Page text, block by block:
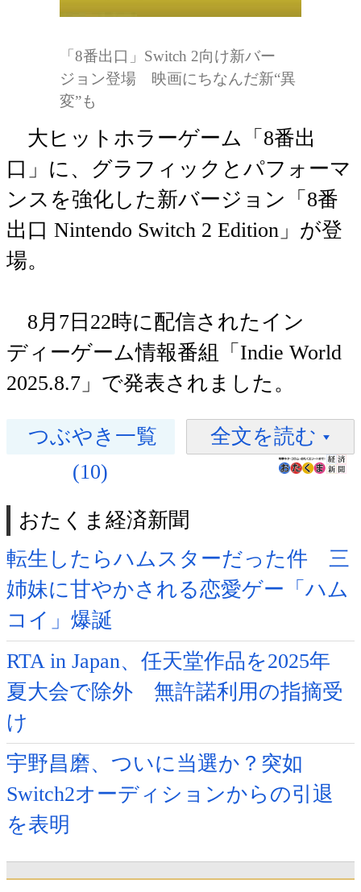
「8番出口」Switch 2向け新バー
ジョン登場 映画にちなんだ新“異
変”も
大ヒットホラーゲーム「8番出
口」に、グラフィックとパフォーマ
ンスを強化した新バージョン「8番
出口 Nintendo Switch 2 Edition」が登
場。
8月7日22時に配信されたイン
ディーゲーム情報番組「Indie World
2025.8.7」で発表されました。
つぶやき一覧
(10)
全文を読む
おたくま経済新聞
転生したらハムスターだった件 三
姉妹に甘やかされる恋愛ゲー「ハム
コイ」爆誕
RTA in Japan、任天堂作品を2025年
夏大会で除外 無許諾利用の指摘受
け
宇野昌磨、ついに当選か？突如
Switch2オーディションからの引退
を表明